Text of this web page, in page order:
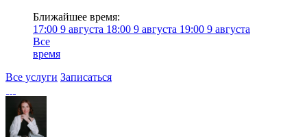
Ближайшее время:
17:00 9 августа 18:00 9 августа 19:00 9 августа
Все
время
Все услуги Записаться